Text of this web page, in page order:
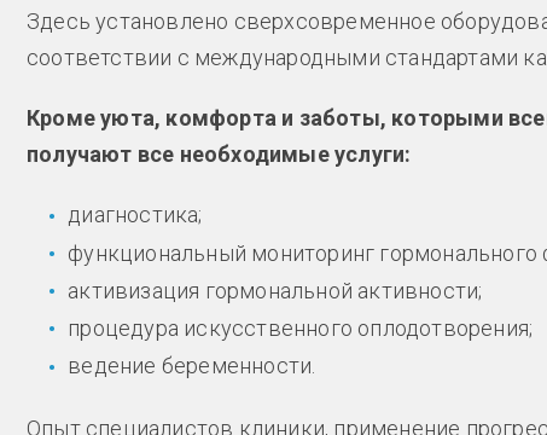
Здесь установлено сверхсовременное
соответствии с международными стандартами
Кроме уюта, комфорта и заботы, которыми
получают все необходимые услуги:
диагностика;
функциональный мониторинг гормонального
активизация гормональной активности;
процедура искусственного оплодотворения;
ведение беременности.
Опыт специалистов клиники, применение